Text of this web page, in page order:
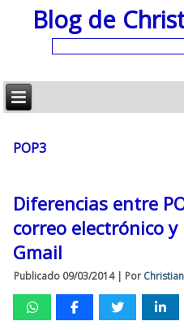
Blog de
POP3
Diferencias entre
correo electrónico
Gmail
Publicado 09/03/2014| Por